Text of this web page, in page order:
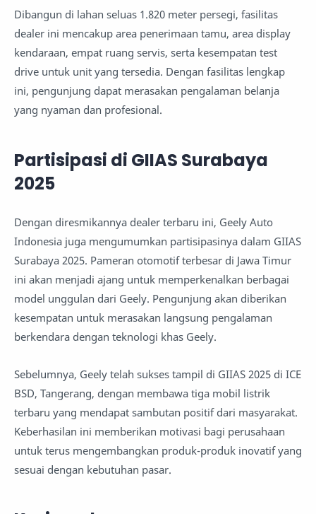
Dibangun di lahan seluas 1.820 meter persegi, fasilitas
dealer ini mencakup area penerimaan tamu, area display
kendaraan, empat ruang servis, serta kesempatan test
drive untuk unit yang tersedia. Dengan fasilitas lengkap
ini, pengunjung dapat merasakan pengalaman belanja
yang nyaman dan profesional.
Partisipasi di GIIAS Surabaya
2025
Dengan diresmikannya dealer terbaru ini, Geely Auto
Indonesia juga mengumumkan partisipasinya dalam GIIAS
Surabaya 2025. Pameran otomotif terbesar di Jawa Timur
ini akan menjadi ajang untuk memperkenalkan berbagai
model unggulan dari Geely. Pengunjung akan diberikan
kesempatan untuk merasakan langsung pengalaman
berkendara dengan teknologi khas Geely.
Sebelumnya, Geely telah sukses tampil di GIIAS 2025 di ICE
BSD, Tangerang, dengan membawa tiga mobil listrik
terbaru yang mendapat sambutan positif dari masyarakat.
Keberhasilan ini memberikan motivasi bagi perusahaan
untuk terus mengembangkan produk-produk inovatif yang
sesuai dengan kebutuhan pasar.